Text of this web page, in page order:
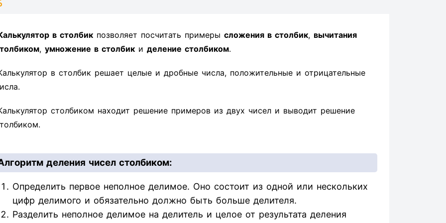
в столбик позволяет посчитать примеры сложения в столбик, вычитания
, умножение в столбик и деление столбиком.
в столбик решает целые и дробные числа, положительные и отрицательные
столбиком находит решение примеров из двух чисел и выводит решение
деления чисел столбиком:
Определить первое неполное делимое. Оно состоит из одной или нескольких
цифр делимого и обязательно должно быть больше делителя.
Разделить неполное делимое на делитель и целое от результата деления